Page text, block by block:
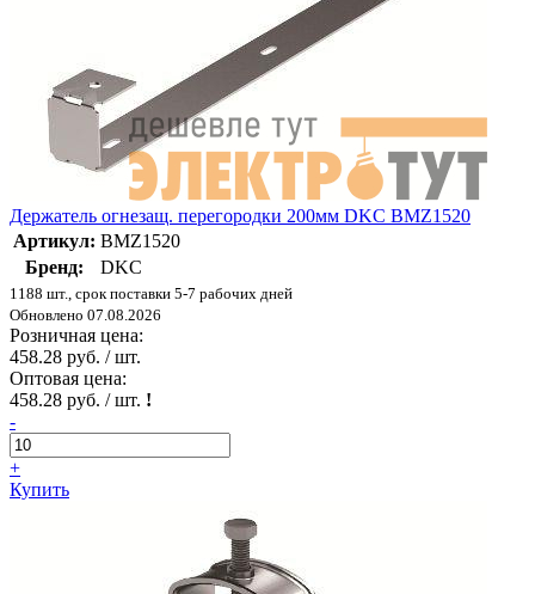
Держатель огнезащ. перегородки 200мм DKC BMZ1520
Артикул: BMZ1520
Бренд:
DKC
1188 шт., срок поставки 5-7 рабочих дней
Обновлено 07.08.2026
Розничная цена:
458.28 руб. / шт.
Оптовая цена:
458.28 руб. / шт. !
-
+
Купить